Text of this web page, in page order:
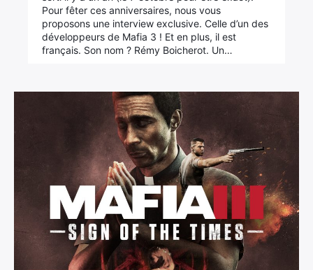
Pour fêter ces anniversaires, nous vous
proposons une interview exclusive. Celle d’un des
développeurs de Mafia 3 ! Et en plus, il est
français. Son nom ? Rémy Boicherot. Un…